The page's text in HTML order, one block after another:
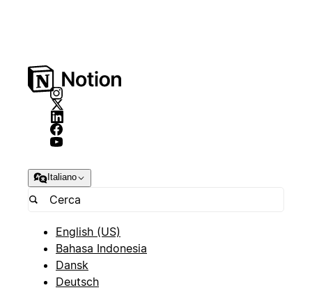
Italiano
English (US)
Bahasa Indonesia
Dansk
Deutsch